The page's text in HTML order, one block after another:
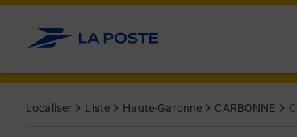
Allez au contenu
Localiser Liste Haute-Garonne CARBONNE
Day of the WeekHours
Get directions to Relais Pickup at 3 ROUTE DE
lien s'ouvre dans un nouvel onglet